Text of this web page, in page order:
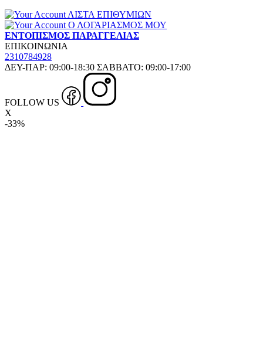
ΛΙΣΤΑ ΕΠΙΘΥΜΙΩΝ
Ο ΛΟΓΑΡΙΑΣΜΟΣ ΜΟΥ
ΕΝΤΟΠΙΣΜΟΣ ΠΑΡΑΓΓΕΛΙΑΣ
ΕΠΙΚΟΙΝΩΝΙΑ
2310784928
ΔΕΥ-ΠΑΡ: 09:00-18:30 ΣΑΒΒΑΤΟ: 09:00-17:00
FOLLOW US
X
-33%